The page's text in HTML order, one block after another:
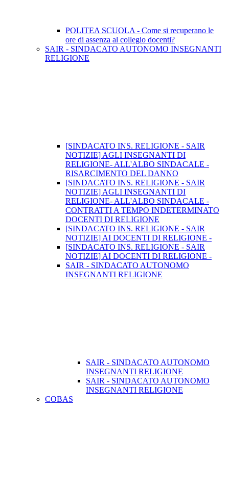
POLITEA SCUOLA - Come si recuperano le
ore di assenza al collegio docenti?
SAIR - SINDACATO AUTONOMO INSEGNANTI
RELIGIONE
[SINDACATO INS. RELIGIONE - SAIR
NOTIZIE] AGLI INSEGNANTI DI
RELIGIONE- ALL'ALBO SINDACALE -
RISARCIMENTO DEL DANNO
[SINDACATO INS. RELIGIONE - SAIR
NOTIZIE] AGLI INSEGNANTI DI
RELIGIONE- ALL'ALBO SINDACALE -
CONTRATTI A TEMPO INDETERMINATO
DOCENTI DI RELIGIONE
[SINDACATO INS. RELIGIONE - SAIR
NOTIZIE] AI DOCENTI DI RELIGIONE -
[SINDACATO INS. RELIGIONE - SAIR
NOTIZIE] AI DOCENTI DI RELIGIONE -
SAIR - SINDACATO AUTONOMO
INSEGNANTI RELIGIONE
SAIR - SINDACATO AUTONOMO
INSEGNANTI RELIGIONE
SAIR - SINDACATO AUTONOMO
INSEGNANTI RELIGIONE
COBAS